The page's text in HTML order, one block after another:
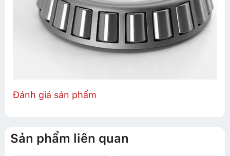
Đánh giá sản phẩm
Sản phẩm liên quan